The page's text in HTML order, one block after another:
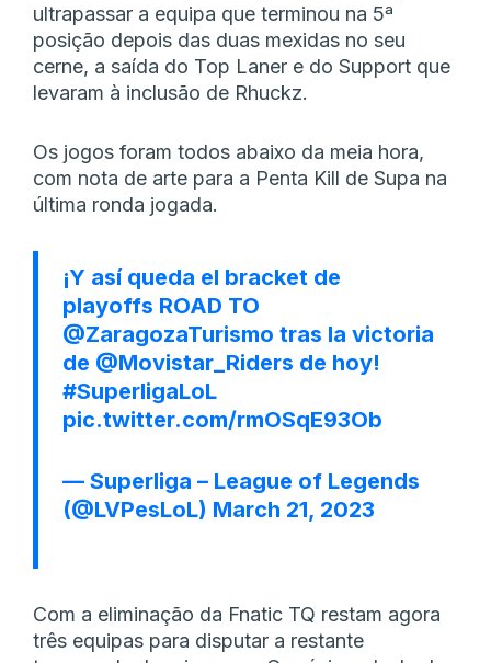
ultrapassar a equipa que terminou na 5ª
posição depois das duas mexidas no seu
cerne, a saída do Top Laner e do Support que
levaram à inclusão de Rhuckz.
Os jogos foram todos abaixo da meia hora,
com nota de arte para a Penta Kill de Supa na
última ronda jogada.
¡Y así queda el bracket de
playoffs ROAD TO
@ZaragozaTurismo tras la victoria
de @Movistar_Riders de hoy!
#SuperligaLoL
pic.twitter.com/rmOSqE93Ob
— Superliga – League of Legends
(@LVPesLoL) March 21, 2023
Com a eliminação da Fnatic TQ restam agora
três equipas para disputar a restante